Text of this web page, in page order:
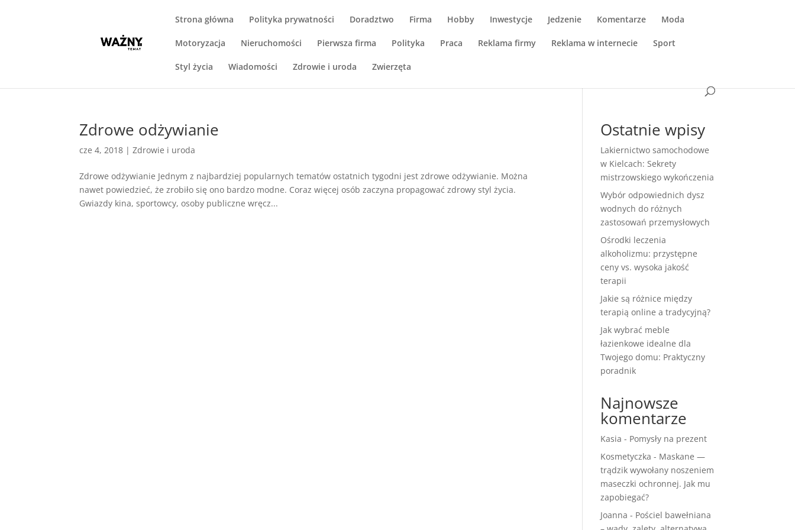
Strona główna Polityka prywatności Doradztwo Firma Hobby Inwestycje Jedzenie Komentarze Moda
Motoryzacja Nieruchomości Pierwsza firma Polityka Praca Reklama firmy Reklama w internecie Sport
Styl życia Wiadomości Zdrowie i uroda Zwierzęta
Zdrowe odżywianie
cze 4, 2018 |Zdrowie i uroda
Zdrowe odżywianie Jednym z najbardziej popularnych tematów ostatnich tygodni jest zdrowe odżywianie. Można
nawet powiedzieć, że zrobiło się ono bardzo modne. Coraz więcej osób zaczyna propagować zdrowy styl życia.
Gwiazdy kina, sportowcy, osoby publiczne wręcz...
Ostatnie wpisy
Lakiernictwo samochodowe
w Kielcach: Sekrety
mistrzowskiego wykończenia
Wybór odpowiednich dysz
wodnych do różnych
zastosowań przemysłowych
Ośrodki leczenia
alkoholizmu: przystępne
ceny vs. wysoka jakość
terapii
Jakie są różnice między
terapią online a tradycyjną?
Jak wybrać meble
łazienkowe idealne dla
Twojego domu: Praktyczny
poradnik
Najnowsze
komentarze
Kasia - Pomysły na prezent
Kosmetyczka - Maskane —
trądzik wywołany noszeniem
maseczki ochronnej. Jak mu
zapobiegać?
Joanna - Pościel bawełniana